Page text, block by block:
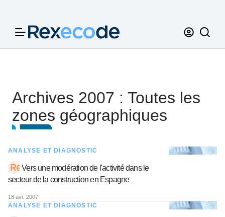
Archives 2007 : Toutes les
zones géographiques
ANALYSE ET DIAGNOSTIC
Vers une modération de l'activité dans le
secteur de la construction en Espagne
18 avr. 2007
ANALYSE ET DIAGNOSTIC